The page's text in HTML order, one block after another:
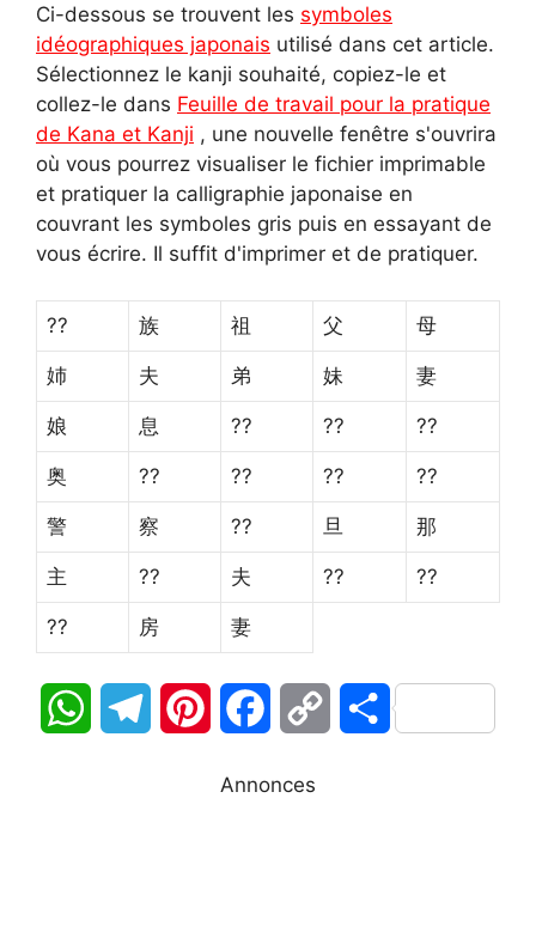
Ci-dessous se trouvent les symboles
idéographiques japonais utilisé dans cet article.
Sélectionnez le kanji souhaité, copiez-le et
collez-le dans Feuille de travail pour la pratique
de Kana et Kanji , une nouvelle fenêtre s'ouvrira
où vous pourrez visualiser le fichier imprimable
et pratiquer la calligraphie japonaise en
couvrant les symboles gris puis en essayant de
vous écrire. Il suffit d'imprimer et de pratiquer.
?? 族 祖 父 母
姉 夫 弟 妹 妻
娘 息 ?? ?? ??
奥 ?? ?? ?? ??
警 察 ?? 旦 那
主 ?? 夫 ?? ??
?? 房 妻
W P
Annonces